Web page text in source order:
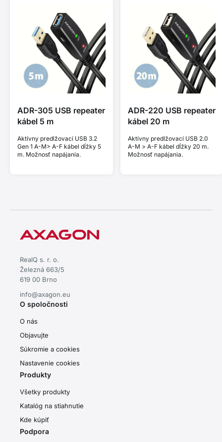
ADR-305 USB repeater
kábel 5 m
Aktívny predlžovací USB 3.2
Gen 1 A-M> A-F kábel dĺžky 5
m. Možnosť napájania.
ADR-220 USB repeater
kábel 20 m
Aktívny predlžovací USB 2.0
A-M > A-F kábel dĺžky 20 m.
Možnosť napájania.
RealQ s. r. o.
Železná 663/5
619 00 Brno
info@axagon.eu
O spoločnosti
O nás
Objavujte
Súkromie a cookies
Nastavenie cookies
Produkty
Všetky produkty
Katalóg na stiahnutie
Kde kúpiť
Podpora